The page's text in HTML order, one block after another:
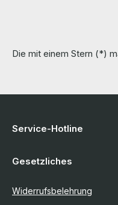
Die mit einem Stern (*)
Service-Hotline
Gesetzliches
Widerrufsbelehrung